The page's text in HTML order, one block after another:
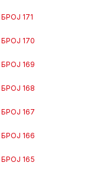
БРОЈ 171
БРОЈ 170
БРОЈ 169
БРОЈ 168
БРОЈ 167
БРОЈ 166
БРОЈ 165